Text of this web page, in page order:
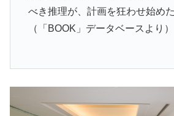
べき推理が、計画を狂わせ始め
（「BOOK」データベースより）